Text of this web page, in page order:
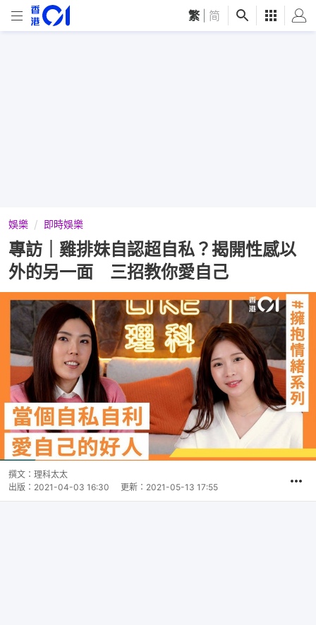
繁 简
娛樂 即時娛樂
專訪｜雞排妹自認超自私？揭開性感以
外的另一面 三招教你愛自己
撰文： 理科太太
出版： 2021-04-03 16:30 更新： 2021-05-13 17:55